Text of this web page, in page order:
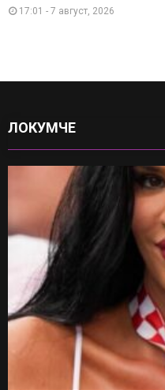
17:01 - 7 август, 2026
ЛОКУМЧЕ